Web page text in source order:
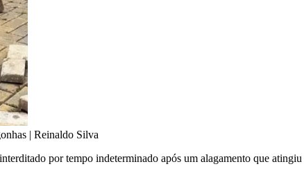
| Reinaldo Silva
por tempo indeterminado após um alagamento que